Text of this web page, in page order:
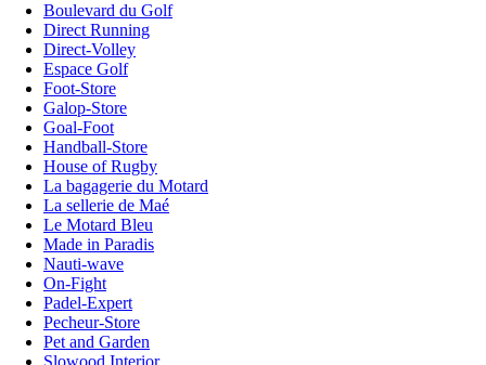
Boulevard du Golf
Direct Running
Direct-Volley
Espace Golf
Foot-Store
Galop-Store
Goal-Foot
Handball-Store
House of Rugby
La bagagerie du Motard
La sellerie de Maé
Le Motard Bleu
Made in Paradis
Nauti-wave
On-Fight
Padel-Expert
Pecheur-Store
Pet and Garden